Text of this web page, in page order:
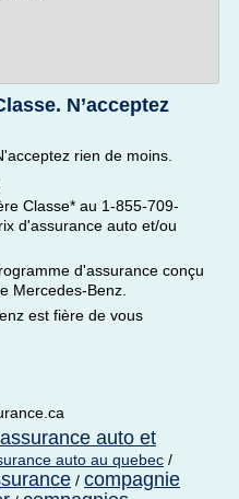
N’acceptez
rien de moins.
Classe* au 1-855-709-
d'assurance auto et/ou
d'assurance conçu
Mercedes-Benz.
est fière de vous
auto et
auto au quebec /
/ compagnie